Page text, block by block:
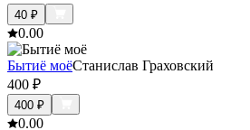
40 ₽
0.00
Бытиё моёСтанислав Граховский
400 ₽
400 ₽
0.00